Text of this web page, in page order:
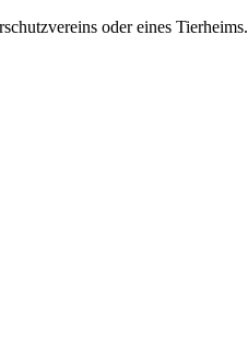
oder eines Tierheims.